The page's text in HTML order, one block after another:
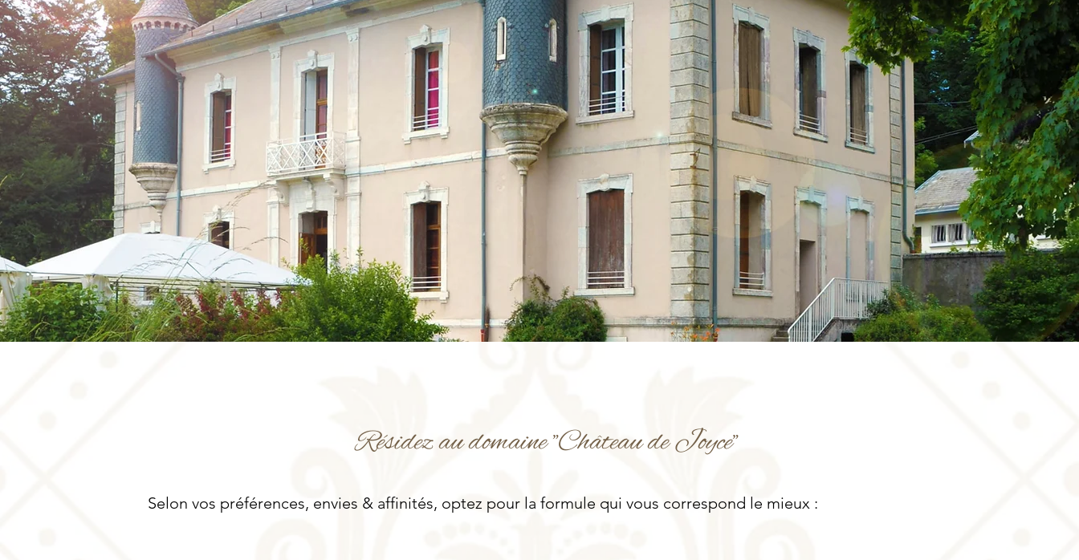
Niché dans un écrin de verdure, le
Domaine "
Château de Joyce"vous
invite à vivre une expérience
Hors du commun
Vous avez le choix entre trois options
d'hébergement :
Le Château,
Gîte Maison
Le GîteMaisonnette.
Résidez au domaine "Château de Joyce"
Selon vos préférences, envies & affinités, optez pour la formule qui vous correspond le mieux :